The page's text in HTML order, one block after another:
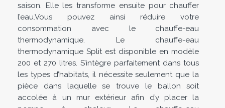
saison. Elle les transforme ensuite pour chauffer
l’eau.Vous pouvez ainsi réduire votre
consommation avec le chauffe-eau
thermodynamique. Le chauffe-eau
thermodynamique Split est disponible en modèle
200 et 270 litres. S’intègre parfaitement dans tous
les types d’habitats, il nécessite seulement que la
pièce dans laquelle se trouve le ballon soit
accolée à un mur extérieur afin d’y placer la